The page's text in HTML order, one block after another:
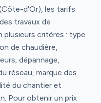
d'Or), les tarifs
travaux de
plusieurs critères : type
de chaudière,
dépannage,
réseau, marque des
du chantier et
Pour obtenir un prix